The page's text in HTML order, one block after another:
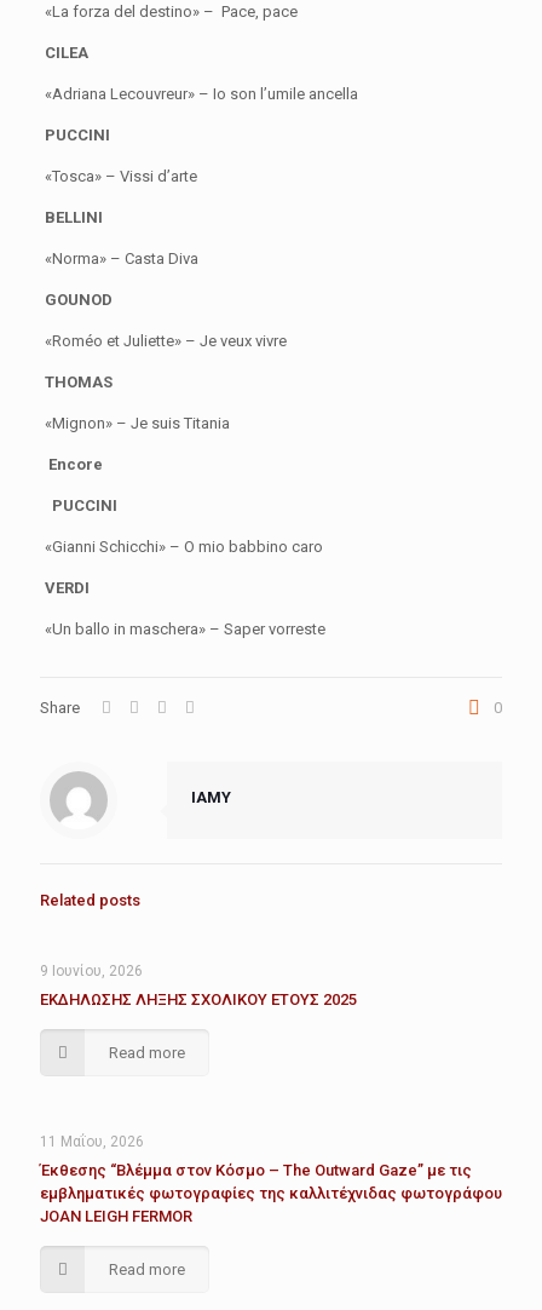
«La forza del destino» – Pace, pace
CILEA
«Adriana Lecouvreur» – Io son l’umile ancella
PUCCINI
«Tosca» – Vissi d’arte
BELLINI
«Norma» – Casta Diva
GOUNOD
«Roméo et Juliette» – Je veux vivre
THOMAS
«Mignon» – Je suis Titania
Encore
PUCCINI
«Gianni Schicchi» – O mio babbino caro
VERDI
«Un ballo in maschera» – Saper vorreste
Share 0
IAMY
Related posts
9 Ιουνίου, 2026
ΕΚΔΗΛΩΣΗΣ ΛΗΞΗΣ ΣΧΟΛΙΚΟΥ ΕΤΟΥΣ 2025
Read more
11 Μαΐου, 2026
Έκθεσης “Βλέμμα στον Κόσμο – The Outward Gaze” με τις
εμβληματικές φωτογραφίες της καλλιτέχνιδας φωτογράφου
JOAN LEIGH FERMOR
Read more